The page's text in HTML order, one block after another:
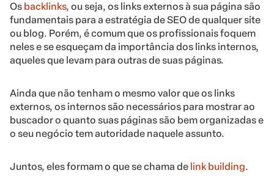
Os backlinks, ou seja, os links externos à sua página são
fundamentais para a estratégia de SEO de qualquer site
ou blog. Porém, é comum que os profissionais foquem
neles e se esqueçam da importância dos links internos,
aqueles que levam para outras de suas páginas.
Ainda que não tenham o mesmo valor que os links
externos, os internos são necessários para mostrar ao
buscador o quanto suas páginas são bem organizadas e
o seu negócio tem autoridade naquele assunto.
Juntos, eles formam o que se chama de link building.